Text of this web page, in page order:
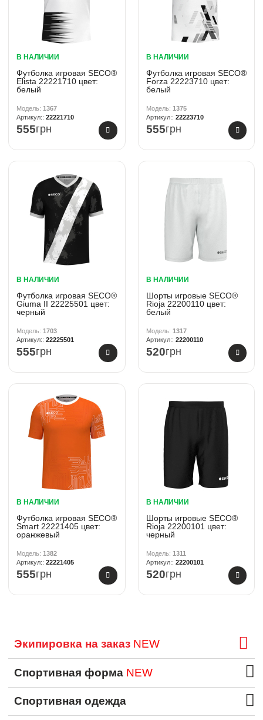
В НАЛИЧИИ
Футболка игровая SECO®
Elista 22221710 цвет:
белый
1367
22221710
555грн
В НАЛИЧИИ
Футболка игровая SECO®
Forza 22223710 цвет:
белый
1375
22223710
555грн
В НАЛИЧИИ
Футболка игровая SECO®
Giuma II 22225501 цвет:
черный
1703
22225501
555грн
В НАЛИЧИИ
Шорты игровые SECO®
Rioja 22200110 цвет:
белый
1317
22200110
520грн
В НАЛИЧИИ
Футболка игровая SECO®
Smart 22221405 цвет:
оранжевый
1382
22221405
555грн
В НАЛИЧИИ
Шорты игровые SECO®
Rioja 22200101 цвет:
черный
1311
22200101
520грн
Экипировка на заказ NEW
Спортивная форма NEW
Спортивная одежда